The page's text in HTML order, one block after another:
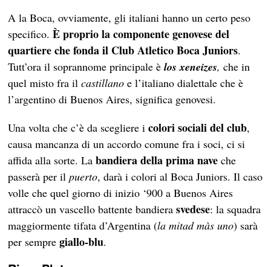
A la Boca, ovviamente, gli italiani hanno un certo peso
specifico.È proprio la componente genovese del
quartiere che fonda il Club Atletico Boca Juniors.
Tutt’ora il soprannome principale èlos xeneizes,che in
quel misto fra ilcastillano e l’italiano dialettale che è
l’argentino di Buenos Aires, significa genovesi.
Una volta che c’è da scegliere icolori sociali del club,
causa mancanza di un accordo comune fra i soci, ci si
affida alla sorte. Labandiera della prima nave che
passerà per ilpuerto, darà i colori al Boca Juniors. Il caso
volle che quel giorno di inizio ‘900 a Buenos Aires
attraccò un vascello battente bandierasvedese: la squadra
maggiormente tifata d’Argentina (la mitad màs uno) sarà
per sempregiallo-blu.